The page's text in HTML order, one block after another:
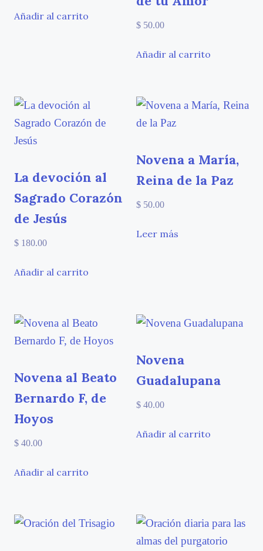
Añadir al carrito
$ 50.00
Añadir al carrito
La devoción al
Sagrado Corazón
de Jesús
$ 180.00
Añadir al carrito
Novena a María,
Reina de la Paz
$ 50.00
Leer más
Novena al Beato
Bernardo F, de
Hoyos
$ 40.00
Añadir al carrito
Novena
Guadalupana
$ 40.00
Añadir al carrito